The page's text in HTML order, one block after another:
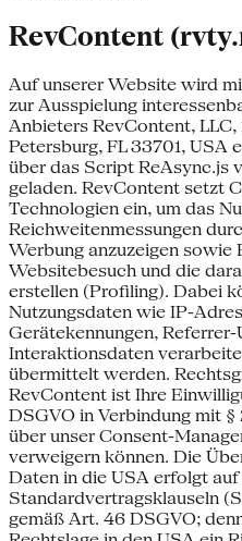
RevContent
Auf unserer Website wird
zur Ausspielung
Anbieters RevContent,
Petersburg, FL 33701, USA
über das Script ReAsync.js
geladen. RevContent setzt
Technologien ein, um das
Reichweitenmessungen
Werbung anzuzeigen sowie
Websitebesuch und die
erstellen (Profiling). Dabei
Nutzungsdaten wie IP-
Gerätekennungen,
Interaktionsdaten
übermittelt werden.
RevContent ist Ihre
DSGVO in Verbindung mit §
über unser Consent-
verweigern können. Die
Daten in die USA erfolgt
Standardvertragsklauseln
gemäß Art. 46 DSGVO;